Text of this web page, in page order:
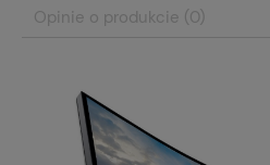
Opinie o produkcie (0)